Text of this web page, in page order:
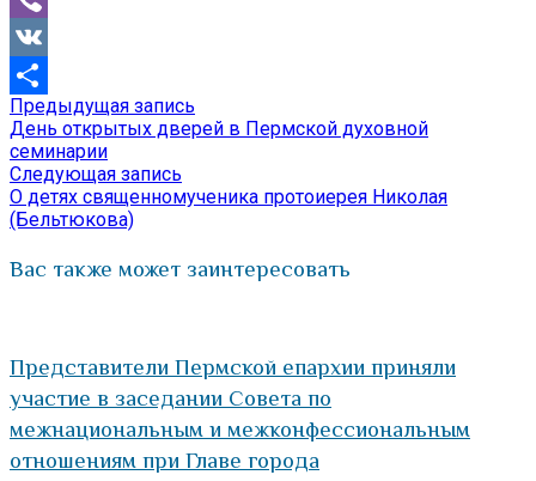
Viber
VK
Отправить
Навигация
по
записям
Предыдущая запись
запись:
День открытых дверей в Пермской духовной
семинарии
Следующая запись
запись:
О детях священномученика протоиерея Николая
(Бельтюкова)
Вас также может заинтересовать
Представители Пермской епархии приняли
участие в заседании Совета по
межнациональным и межконфессиональным
отношениям при Главе города